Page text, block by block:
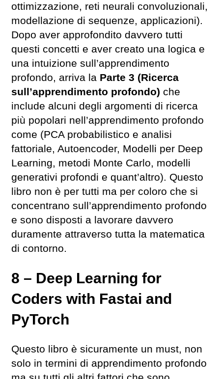
ottimizzazione, reti neurali convoluzionali,
modellazione di sequenze, applicazioni).
Dopo aver approfondito davvero tutti
questi concetti e aver creato una logica e
una intuizione sull’apprendimento
profondo, arriva la Parte 3 (Ricerca
sull’apprendimento profondo) che
include alcuni degli argomenti di ricerca
più popolari nell’apprendimento profondo
come (PCA probabilistico e analisi
fattoriale, Autoencoder, Modelli per Deep
Learning, metodi Monte Carlo, modelli
generativi profondi e quant’altro). Questo
libro non è per tutti ma per coloro che si
concentrano sull’apprendimento profondo
e sono disposti a lavorare davvero
duramente attraverso tutta la matematica
di contorno.
8 – Deep Learning for
Coders with Fastai and
PyTorch
Questo libro è sicuramente un must, non
solo in termini di apprendimento profondo